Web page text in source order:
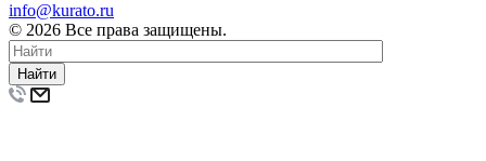
info@kurato.ru
© 2026 Все права защищены.
Найти